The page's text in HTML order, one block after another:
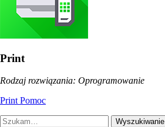
Print
Rodzaj rozwiązania: Oprogramowanie
Print Pomoc
Wyszukiwanie